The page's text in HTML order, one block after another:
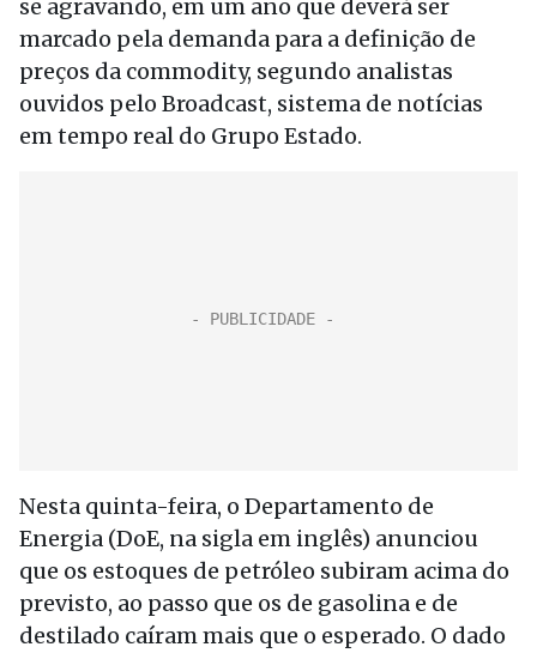
se agravando, em um ano que deverá ser
marcado pela demanda para a definição de
preços da commodity, segundo analistas
ouvidos pelo Broadcast, sistema de notícias
em tempo real do Grupo Estado.
Nesta quinta-feira, o Departamento de
Energia (DoE, na sigla em inglês) anunciou
que os estoques de petróleo subiram acima do
previsto, ao passo que os de gasolina e de
destilado caíram mais que o esperado. O dado